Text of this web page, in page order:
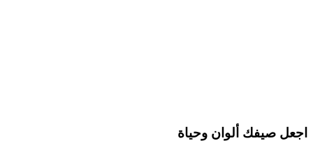
اجعل صيفك ألوان وحياة